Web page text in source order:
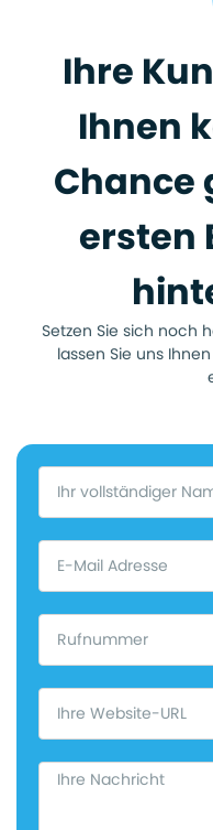
Ihre
Ihnen
Chance
ersten
Setzen Sie sich noch
lassen Sie uns